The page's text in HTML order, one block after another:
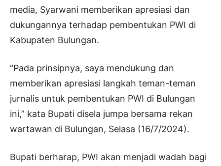
media, Syarwani memberikan apresiasi dan
dukungannya terhadap pembentukan PWI di
Kabupaten Bulungan.
“Pada prinsipnya, saya mendukung dan
memberikan apresiasi langkah teman-teman
jurnalis untuk pembentukan PWI di Bulungan
ini,” kata Bupati disela jumpa bersama rekan
wartawan di Bulungan, Selasa (16/7/2024).
Bupati berharap, PWI akan menjadi wadah bagi